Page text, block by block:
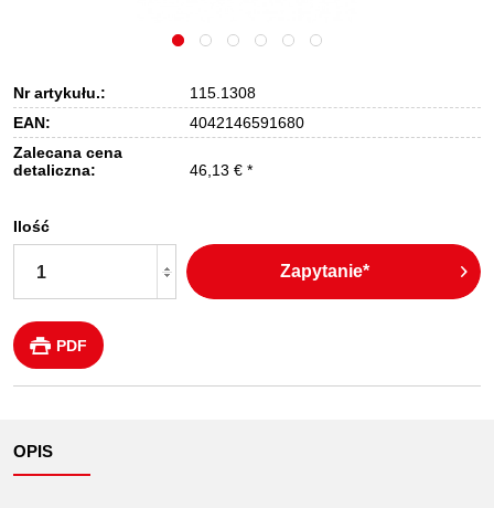
Nr artykułu.:
115.1308
EAN:
4042146591680
Zalecana cena
detaliczna:
46,13 € *
Ilość
Zapytanie*
PDF
OPIS